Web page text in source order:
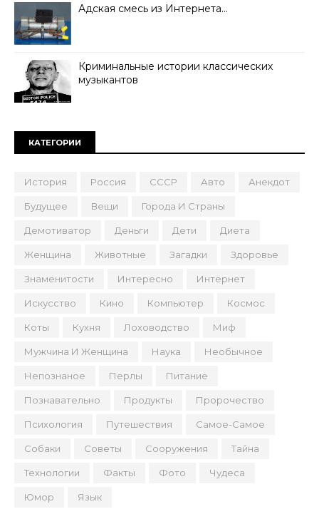
Адская смесь из Интернета…
Криминальные истории классических
музыкантов
КАТЕГОРИИ
История Россия СССР Авто Анекдот
Будущее Вещи Города И Страны
Демотиватор Деньги Дети Диета
Женщина Животные Загадки Здоровье
Знаменитости Интересно Интернет
Искусство Кино Компьютер Космос
Коты Кухня Лоховодство Миф
Мужчина И Женщина Наука Необычное
Непознаное Перлы Питание
Познавательно Продукты Пророчество
Психология Путешествия Самое-Самое
Собаки Советы Сооружения Тайна
Технологии Факты Фото Чудеса
Юмор Язык